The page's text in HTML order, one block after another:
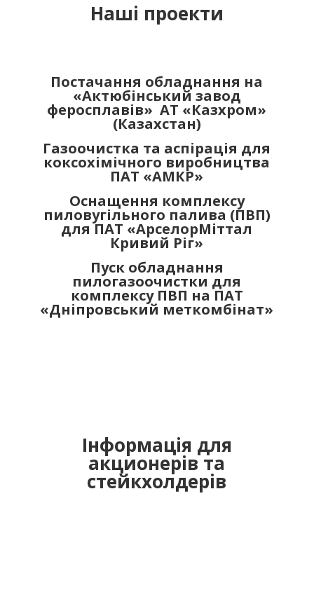
Наші проекти
Постачання обладнання на
«Актюбінський завод
феросплавів» АТ «Казхром»
(Казахстан)
Газоочистка та аспірація для
коксохімічного виробництва
ПАТ «АМКР»
Оснащення комплексу
пиловугільного палива (ПВП)
для ПАТ «АрселорМіттал
Кривий Ріг»
Пуск обладнання
пилогазоочистки для
комплексу ПВП на ПАТ
«Дніпровський меткомбінат»
Інформація для
акционерів та
стейкхолдерів